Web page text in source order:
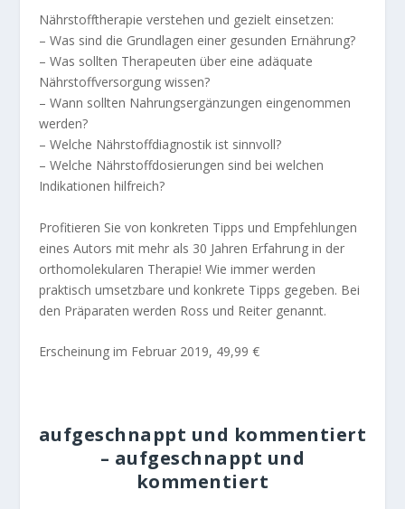
Nährstofftherapie verstehen und gezielt einsetzen:
– Was sind die Grundlagen einer gesunden Ernährung?
– Was sollten Therapeuten über eine adäquate
Nährstoffversorgung wissen?
– Wann sollten Nahrungsergänzungen eingenommen
werden?
– Welche Nährstoffdiagnostik ist sinnvoll?
– Welche Nährstoffdosierungen sind bei welchen
Indikationen hilfreich?
Profitieren Sie von konkreten Tipps und Empfehlungen
eines Autors mit mehr als 30 Jahren Erfahrung in der
orthomolekularen Therapie! Wie immer werden
praktisch umsetzbare und konkrete Tipps gegeben. Bei
den Präparaten werden Ross und Reiter genannt.
Erscheinung im Februar 2019, 49,99 €
aufgeschnappt und kommentiert
– aufgeschnappt und
kommentiert